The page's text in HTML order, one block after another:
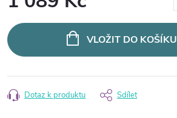
cena:
VLOŽIT DO KOŠÍKU
Dotaz k produktu Sdílet